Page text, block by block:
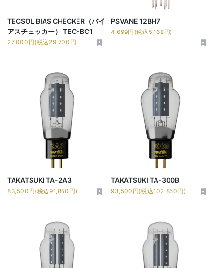
TECSOL BIAS CHECKER（バイ
アスチェッカー） TEC-BC1
27,000円(税込29,700円)
PSVANE 12BH7
4,699円(税込5,168円)
TAKATSUKI TA-2A3
83,500円(税込91,850円)
TAKATSUKI TA-300B
93,500円(税込102,850円)